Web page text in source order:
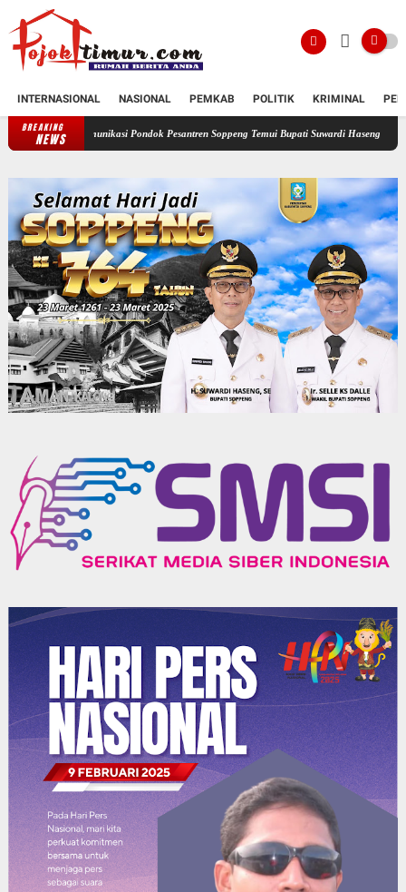
INTERNASIONAL NASIONAL PEMKAB POLITIK KRIMINAL
BREAKING
NEWS
Pondok Pesantren Soppeng Temui Bupati Suwardi Haseng Serahkan